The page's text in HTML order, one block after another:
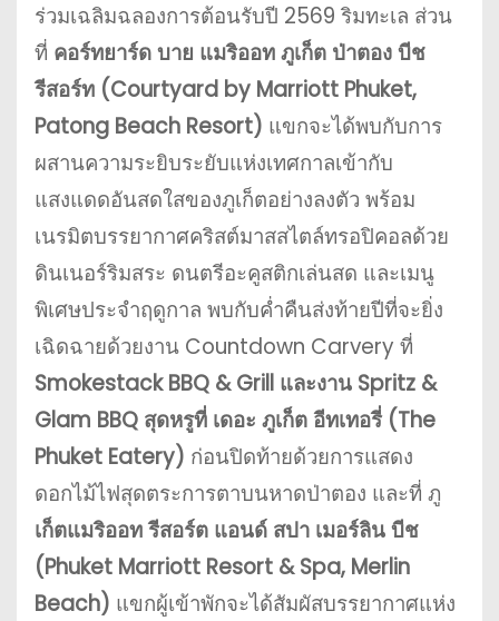
ร่วมเฉลิมฉลองการต้อนรับปี 2569 ริมทะเล ส่วน
ที่ คอร์ทยาร์ด บาย แมริออท ภูเก็ต ป่าตอง บีช
รีสอร์ท (Courtyard by Marriott Phuket,
Patong Beach Resort) แขกจะได้พบกับการ
ผสานความระยิบระยับแห่งเทศกาลเข้ากับ
แสงแดดอันสดใสของภูเก็ตอย่างลงตัว พร้อม
เนรมิตบรรยากาศคริสต์มาสสไตล์ทรอปิคอลด้วย
ดินเนอร์ริมสระ ดนตรีอะคูสติกเล่นสด และเมนู
พิเศษประจำฤดูกาล พบกับค่ำคืนส่งท้ายปีที่จะยิ่ง
เฉิดฉายด้วยงาน Countdown Carvery ที่
Smokestack BBQ & Grill และงาน Spritz &
Glam BBQ สุดหรูที่ เดอะ ภูเก็ต อีทเทอรี่ (The
Phuket Eatery) ก่อนปิดท้ายด้วยการแสดง
ดอกไม้ไฟสุดตระการตาบนหาดป่าตอง และที่ ภู
เก็ตแมริออท รีสอร์ต แอนด์ สปา เมอร์ลิน บีช
(Phuket Marriott Resort & Spa, Merlin
Beach) แขกผู้เข้าพักจะได้สัมผัสบรรยากาศแห่ง